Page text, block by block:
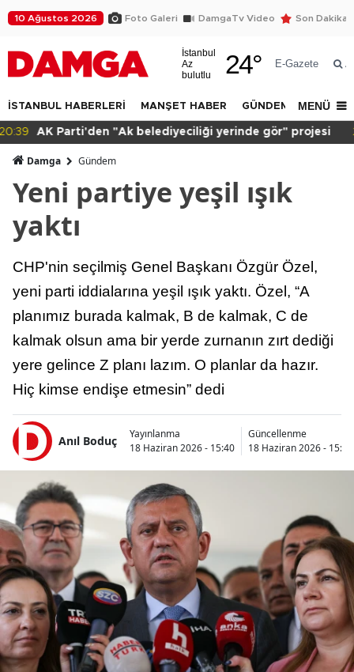
10 Ağustos 2026 Foto Galeri DamgaTv Video Son Dakika
İstanbul
Az
bulutlu
24° E-Gazete
İSTANBUL HABERLERİ MANŞET HABER GÜNDEM DÜNYA
MENÜ
20:15 Sağlık çalışanı adalet istiyor!
Damga Gündem
Yeni partiye yeşil ışık
yaktı
CHP'nin seçilmiş Genel Başkanı Özgür Özel,
yeni parti iddialarına yeşil ışık yaktı. Özel, “A
planımız burada kalmak, B de kalmak, C de
kalmak olsun ama bir yerde zurnanın zırt dediği
yere gelince Z planı lazım. O planlar da hazır.
Hiç kimse endişe etmesin” dedi
Anıl Boduç
Yayınlanma
18 Haziran 2026 - 15:40
Güncellenme
18 Haziran 2026 - 15:50